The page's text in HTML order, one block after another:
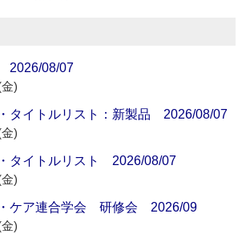
2026/08/07
)
タイトルリスト：新製品 2026/08/07
)
タイトルリスト 2026/08/07
)
・ケア連合学会 研修会 2026/09
)